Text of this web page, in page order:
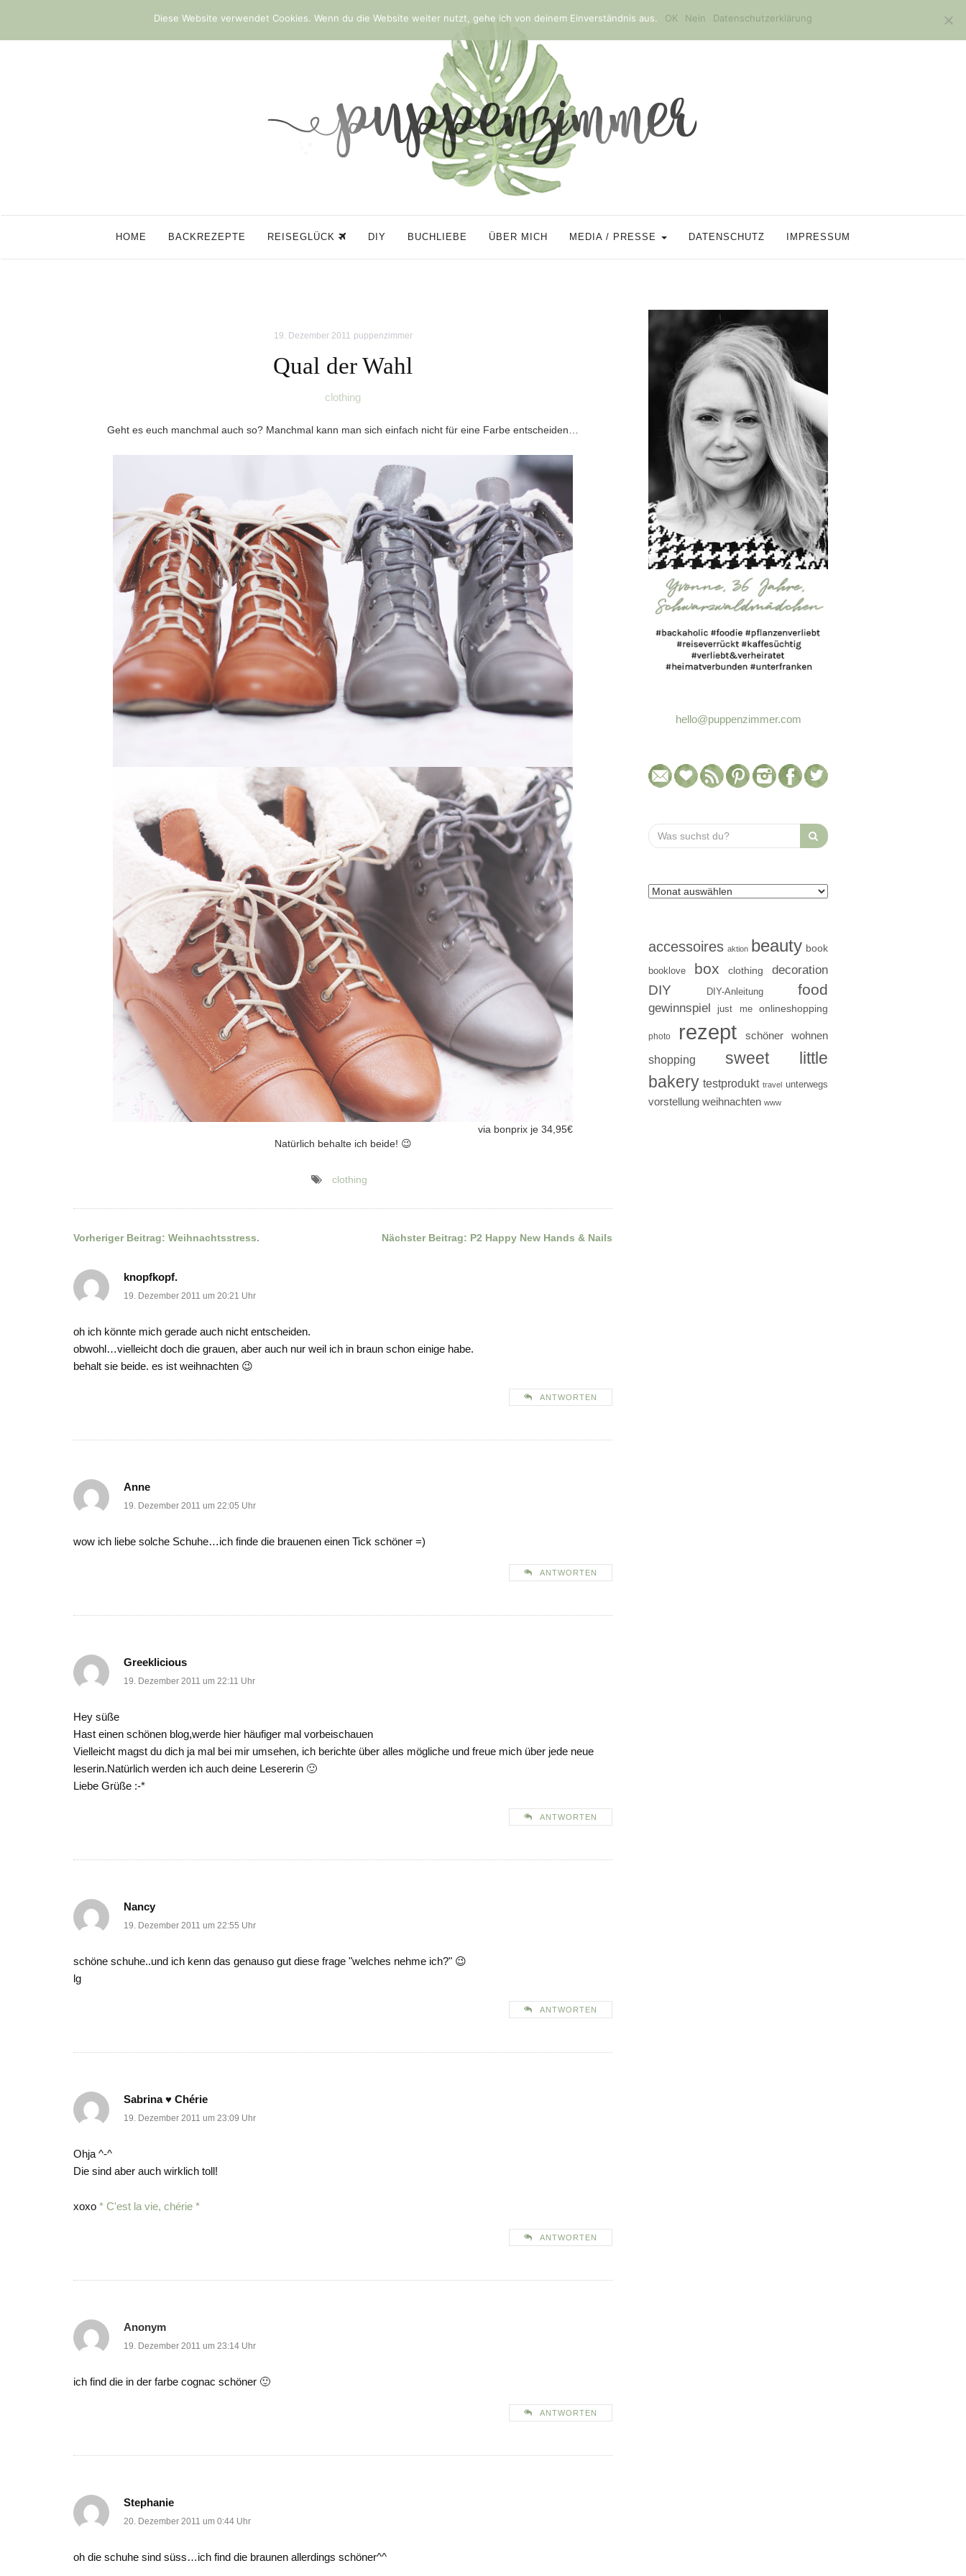
HOME BACKREZEPTE REISEGLÜCK DIY BUCHLIEBE ÜBER MICH MEDIA / PRESSE DATENSCHUTZ IMPRESSUM
19. Dezember 2011 puppenzimmer
Qual der Wahl
clothing
Geht es euch manchmal auch so? Manchmal kann man sich einfach nicht für eine Farbe entscheiden…
via bonprix je 34,95€
Natürlich behalte ich beide! 😉
clothing
Beitragsnavigation
Vorheriger Beitrag: Weihnachtsstress. Nächster Beitrag: P2 Happy New Hands & Nails
knopfkopf.
19. Dezember 2011 um 20:21 Uhr
oh ich könnte mich gerade auch nicht entscheiden.
obwohl…vielleicht doch die grauen, aber auch nur weil ich in braun schon einige habe.
behalt sie beide. es ist weihnachten 😉
ANTWORTEN
Anne
19. Dezember 2011 um 22:05 Uhr
wow ich liebe solche Schuhe…ich finde die brauenen einen Tick schöner =)
ANTWORTEN
Greeklicious
19. Dezember 2011 um 22:11 Uhr
Hey süße
Hast einen schönen blog,werde hier häufiger mal vorbeischauen
Vielleicht magst du dich ja mal bei mir umsehen, ich berichte über alles mögliche und freue mich über jede neue
leserin.Natürlich werden ich auch deine Lesererin 🙂
Liebe Grüße :-*
ANTWORTEN
Nancy
19. Dezember 2011 um 22:55 Uhr
schöne schuhe..und ich kenn das genauso gut diese frage "welches nehme ich?" 😉
lg
ANTWORTEN
Sabrina ♥ Chérie
19. Dezember 2011 um 23:09 Uhr
Ohja ^-^
Die sind aber auch wirklich toll!
xoxo * C'est la vie, chérie *
ANTWORTEN
Anonym
19. Dezember 2011 um 23:14 Uhr
ich find die in der farbe cognac schöner 🙂
ANTWORTEN
Stephanie
20. Dezember 2011 um 0:44 Uhr
oh die schuhe sind süss…ich find die braunen allerdings schöner^^
hello@puppenzimmer.com
Search
for:
accessoires aktion beauty book
booklove box clothing decoration
DIY DIY-Anleitung food
gewinnspiel just me onlineshopping
photo rezept schöner wohnen
shopping
sweet little
bakery testprodukt travel unterwegs
vorstellung weihnachten www
Diese Website verwendet Cookies. Wenn du die Website weiter nutzt, gehe ich von deinem Einverständnis aus. OK Nein Datenschutzerklärung